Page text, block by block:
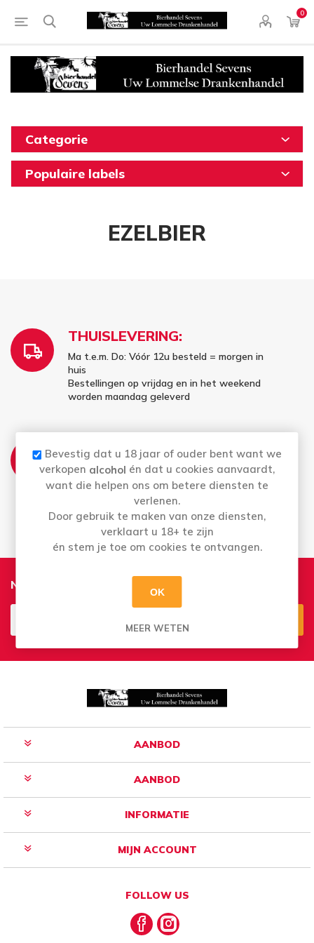
0
Categorie
Populaire labels
EZELBIER
THUISLEVERING:
Ma t.e.m. Do: Vóór 12u besteld = morgen in
huis
Bestellingen op vrijdag en in het weekend
worden maandag geleverd
AFHALEN:
Ma t.e.m. Za: Uw bestelling staat 4 uur later
al voor u klaar
Bestellingen op zondag kan u vanaf maandag
Nieuwsbrief
Aanmelden Opzeggen
AANBOD
AANBOD
INFORMATIE
MIJN ACCOUNT
FOLLOW US
Bevestig dat u 18 jaar of ouder bent want we
verkopen alcohol én dat u cookies aanvaardt,
want die helpen ons om betere diensten te
verlenen.
Door gebruik te maken van onze diensten,
verklaart u 18+ te zijn
én stem je toe om cookies te ontvangen.
OK
MEER WETEN